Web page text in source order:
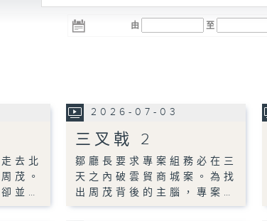
由 至
去北
茂。
並…
2026-07-03
三叉戟 2
鄒廳長要求專案組務必在三
天之內破雲貿商城案。為找
出周茂背後的主腦，專案…